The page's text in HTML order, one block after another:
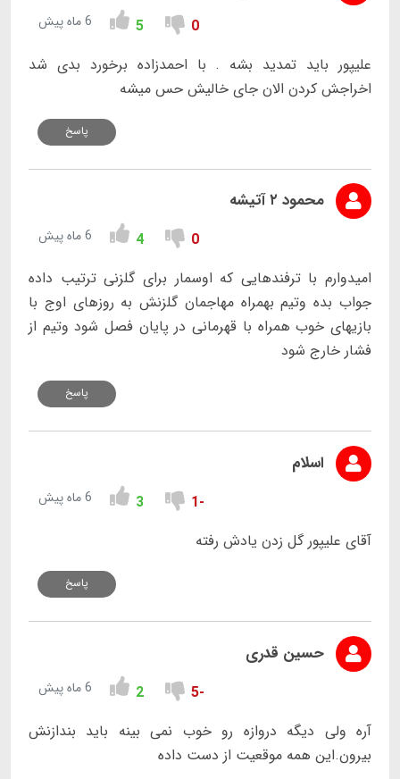
0
5 6 ماه پیش
علیپور باید تمدید بشه . با احمدزاده برخورد بدی شد
اخراجش کردن الان جای خالیش حس میشه
پاسخ
محمود ۲ آتیشه
0
4 6 ماه پیش
امیدوارم با ترفندهایی که اوسمار برای گلزنی ترتیب داده
جواب بده وتیم بهمراه مهاجمان گلزنش به روزهای اوج با
بازیهای خوب همراه با قهرمانی در پایان فصل شود وتیم از
فشار خارج شود
پاسخ
اسلام
-1
3 6 ماه پیش
آقای علیپور گل زدن یادش رفته
پاسخ
حسین قدری
-5
2 6 ماه پیش
آره ولی دیگه دروازه رو خوب نمی بینه باید بندازنش
بیرون.این همه موقعیت از دست داده